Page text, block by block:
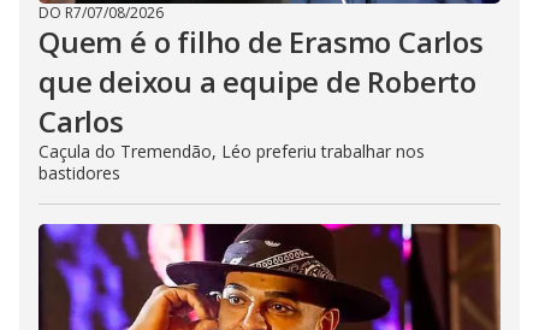
DO R7/07/08/2026
Quem é o filho de Erasmo Carlos
que deixou a equipe de Roberto
Carlos
Caçula do Tremendão, Léo preferiu trabalhar nos
bastidores